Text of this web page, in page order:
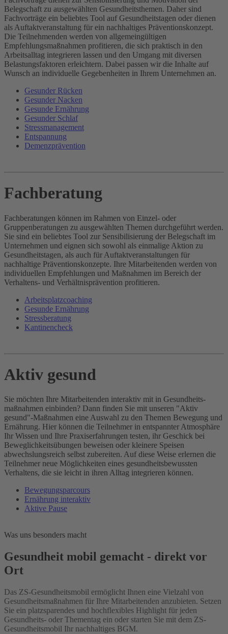
Belegschaft zu ausgewählten Gesundheitsthemen. Daher sind
Fachvorträge ein beliebtes Tool auf Gesundheitstagen oder dienen
als Auftaktveranstaltung für ein nachhaltiges Präventionskonzept.
Die Teilnehmenden werden von allgemein­gültigen
Empfehlungsmaßnahmen profitieren, die sich praktisch in den
Arbeitsalltag integrieren lassen und den Umgang mit diversen
Belastungsfaktoren erleichtern. Dabei passen wir die Inhalte auf
Wunsch an individuelle Gegebenheiten in Ihrem Unternehmen an.
Gesunder Rücken
Gesunder Nacken
Gesunde Ernährung
Gesunder Schlaf
Stressmanagement
Entspannung
Demenzprävention
Fachberatung
Fachberatungen können im Rahmen von Einzel- oder
Gruppenberatungen zu ausgewählten Themen durchgeführt werden.
Sie sind ein beliebtes Tool zur Sensibilisierung der Belegschaft im
Unternehmen und eignen sich sowohl als einmalige Aktion zu
Gesundheitstagen, als auch für Auftaktveranstaltungen für
nachhaltige Präventionskonzepte. Ihre Mitarbeitenden werden von
individuellen Empfehlungen und Maßnahmen im Bereich der
Verhaltens- und Verhältnisprävention profitieren.
Arbeitsplatzcoaching
Gesunde Ernährung
Stressberatung
Kantinencheck
Aktiv gesund
Sie möchten Ihre Mitarbeitenden interaktiv mit in Gesundheits­
maßnahmen einbinden? Dann finden Sie mit unseren "Aktiv
gesund"-Maßnahmen eine Auswahl zu den Themen Bewegung und
Ernährung. Hier können die Teilnehmer in entspannter Atmosphäre
Ihr Wissen und Ihre Praxiserfahrungen testen, ihr Geschick bei
Beweglichkeits­übungen beweisen oder kleinere Speisen
abwechslungsreich selbst zubereiten. Auf diese Weise erlernen die
Teilnehmer neue Möglichkeiten eines gesundheits­bewussten
Verhaltens, die sie leicht in ihren Alltag integrieren können.
Bewegungsparcours
Ernährung interaktiv
Aktive Pause
Was uns besonders macht
Gesundheit mobil gemacht - direkt vor
Ort
Das ZS-Gesundheitsmobil ermöglicht Ihnen eine Vielzahl von
Gesund­heitsmaßnahmen für Ihre Mitarbeitenden anzubieten. Setzen
Sie ein platz­sparendes und hochflexibles Highlight für jeden
Gesundheits- oder Thementag ein oder starten Sie mit dem ZS-
Gesundheitsmobil Ihr nachhaltiges BGM.